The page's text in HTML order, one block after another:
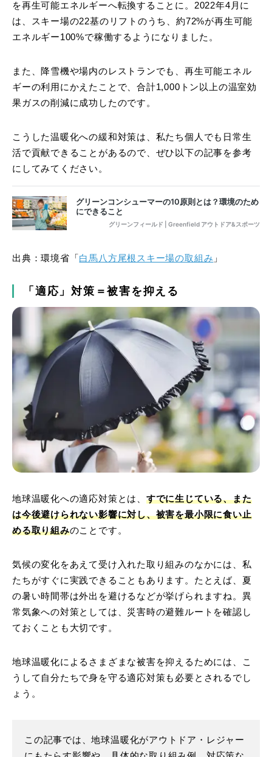
を再生可能エネルギーへ転換することに。2022年4月に
は、スキー場の22基のリフトのうち、約72%が再生可能
エネルギー100%で稼働するようになりました。
また、降雪機や場内のレストランでも、再生可能エネル
ギーの利用にかえたことで、合計1,000トン以上の温室効
果ガスの削減に成功したのです。
こうした温暖化への緩和対策は、私たち個人でも日常生
活で貢献できることがあるので、ぜひ以下の記事を参考
にしてみてください。
出典：環境省「 白馬八方尾根スキー場の取組み 」
「適応」対策＝被害を抑える
地球温暖化への適応対策とは、 すでに生じている、また
は今後避けられない影響に対し、被害を最小限に食い止
める取り組みのことです。
気候の変化をあえて受け入れた取り組みのなかには、私
たちがすぐに実践できることもあります。たとえば、夏
の暑い時間帯は外出を避けるなどが挙げられますね。異
常気象への対策としては、災害時の避難ルートを確認し
ておくことも大切です。
地球温暖化によるさまざまな被害を抑えるためには、こ
うして自分たちで身を守る適応対策も必要とされるでし
ょう。
この記事では、地球温暖化がアウトドア・レジャー